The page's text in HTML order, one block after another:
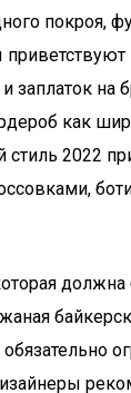
покроя,
и заплаток
как
стиль 2022